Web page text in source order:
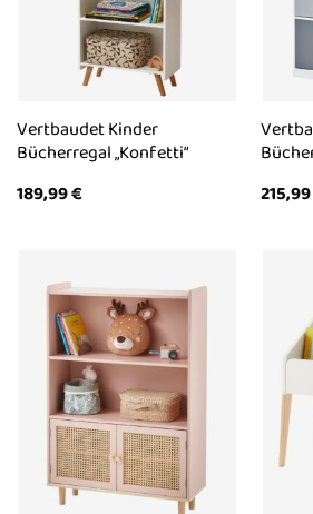
Vertbaudet Kinder
Bücherregal „Konfetti“
189,99€
215,99